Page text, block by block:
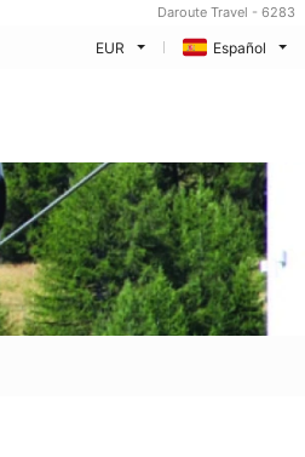
Daroute Travel - 6283
EUR Español